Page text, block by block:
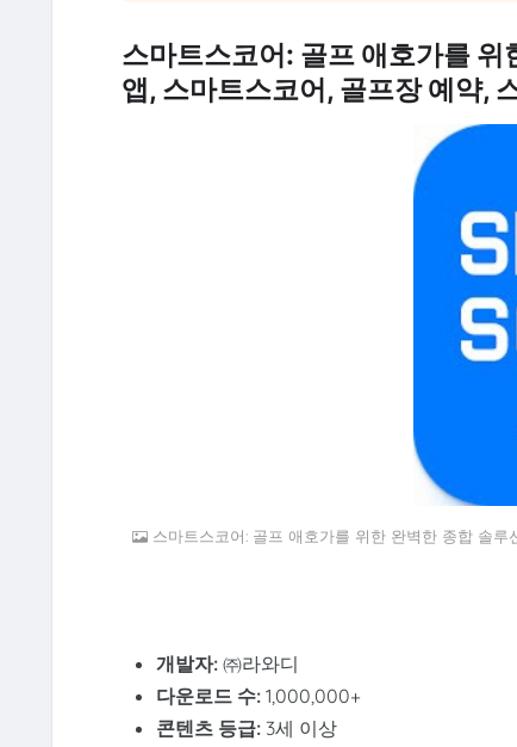
스마트스코어: 골프 애호가를
앱, 스마트스코어, 골프장 예약,
스마트스코어: 골프 애호가를 위한 완벽한 종합 솔
개발자: ㈜라와디
다운로드 수: 1,000,000+
콘텐츠 등급: 3세 이상